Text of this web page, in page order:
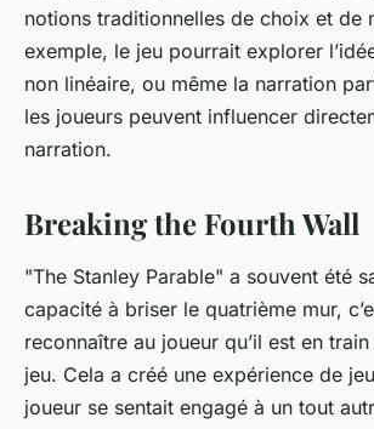
notions traditionnelles de choix et de
exemple, le jeu pourrait explorer
non linéaire, ou même la narration
les joueurs peuvent influencer
narration.
Breaking the Fourth Wall
"The Stanley Parable" a souvent été
capacité à briser le quatrième mur,
reconnaître au joueur qu’il est en
jeu. Cela a créé une expérience de
joueur se sentait engagé à un tout